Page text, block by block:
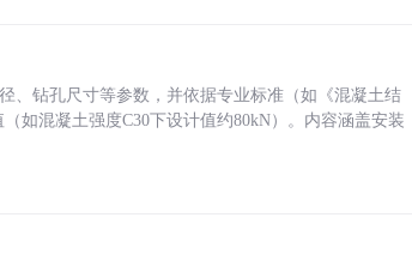
、钻孔尺寸等参数，并依据专业标准（如《混凝土结
如混凝土强度C30下设计值约80kN）。内容涵盖安装